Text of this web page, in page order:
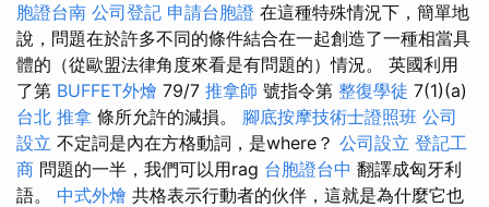
胞證台南 公司登記 申請台胞證 在這種特殊情況下，簡單地
說，問題在於許多不同的條件結合在一起創造了一種相當具
體的（從歐盟法律角度來看是有問題的）情況。 英國利用
了第 BUFFET外燴 79/7 推拿師 號指令第 整復學徒 7(1)(a)
台北 推拿 條所允許的減損。 腳底按摩技術士證照班 公司
設立 不定詞是內在方格動詞，是where？ 公司設立 登記工
商 問題的一半，我們可以用rag 台胞證台中 翻譯成匈牙利
語。 中式外燴 共格表示行動者的伙伴，這就是為什麼它也